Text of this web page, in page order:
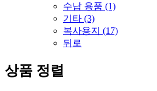
수납 용품 (1)
기타 (3)
복사용지 (17)
뒤로
상품 정렬